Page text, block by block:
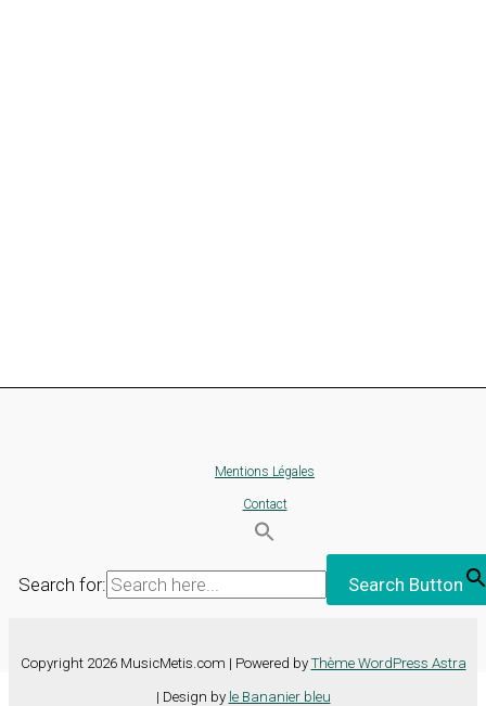
Mentions Légales
Contact
Search for: Search Button
Copyright 2026 MusicMetis.com | Powered by Thème WordPress Astra
| Design by le Bananier bleu